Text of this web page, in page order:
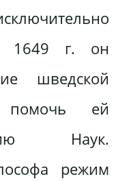
1649 г. он
шведской
помочь ей
Наук.
режим